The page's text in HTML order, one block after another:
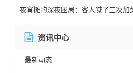
夜宵摊的深夜困局：客人喊了三次加
资讯中心
最新动态